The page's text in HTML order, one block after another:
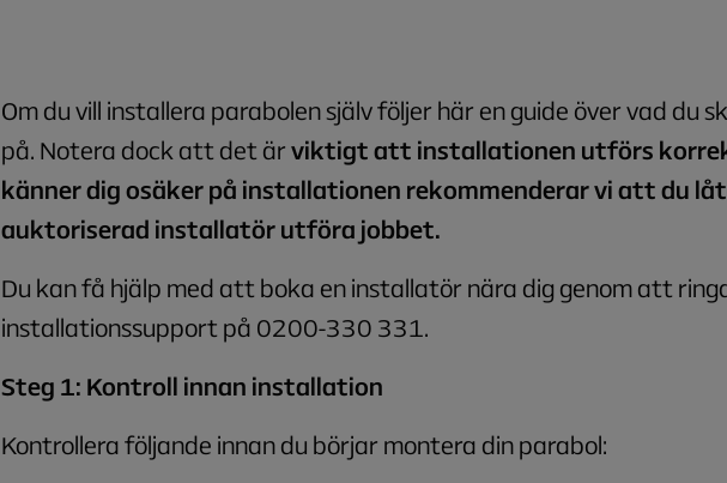
Om du vill installera parabolen själv följer här en guide över vad du
på. Notera dock att det är viktigt att installationen utförs
känner dig osäker på installationen rekommenderar vi att du
auktoriserad installatör utföra jobbet.
Du kan få hjälp med att boka en installatör nära dig genom att
installationssupport på 0200-330 331.
Steg 1: Kontroll innan installation
Kontrollera följande innan du börjar montera din parabol: